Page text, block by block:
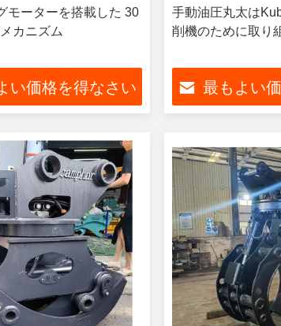
モーターを搭載した 30
カニズム
い価格を得なさい
手動油圧丸太は
削機のために取り
最もよい